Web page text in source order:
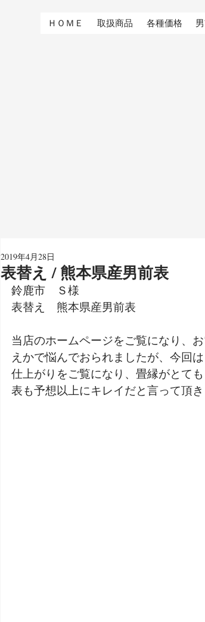
ＨＯＭＥ 取扱商品 各種価格
表替え / 熊本県産男前表
2019年4月28日
鈴鹿市　Ｓ様
表替え　熊本県産男前表
当店のホームページをご覧になり、
えかで悩んでおられましたが、今回
仕上がりをご覧になり、畳縁がとて
表も予想以上にキレイだと言って頂